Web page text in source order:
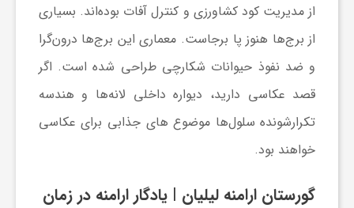
از مدیریت کود کشاورزی و کنترل آفات بوده‌اند. بسیاری
از برج‌ها هنوز پا برجاست. معماری این برج‌ها درون‌گرا
و ضد نفوذ حیوانات شکارچی طراحی شده است. اگر
قصد عکاسی دارید، دیواره داخلی لانه‌ها و هندسه
تکرارشونده سلول‌ها موضوع های جذابی برای عکاسی
خواهند بود.
گورستان ارامنه لیلیان | یادگار ارامنه در زمان